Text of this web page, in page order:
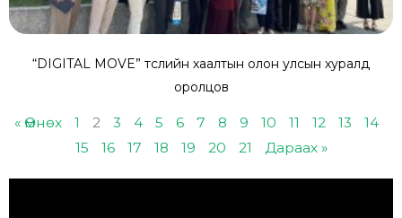
“DIGITAL MOVE” төслийн хаалтын олон улсын хуралд
оролцов
« Өмнөх 1 2 3 4 5 6 7 8 9 10 11 12 13
14
15
16 17 18 19 20 21 Дараах »